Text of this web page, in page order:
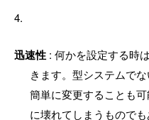
迅速性 : 何かを設定する時
きます。型システムで
簡単に変更することも
に壊れてしまうもので